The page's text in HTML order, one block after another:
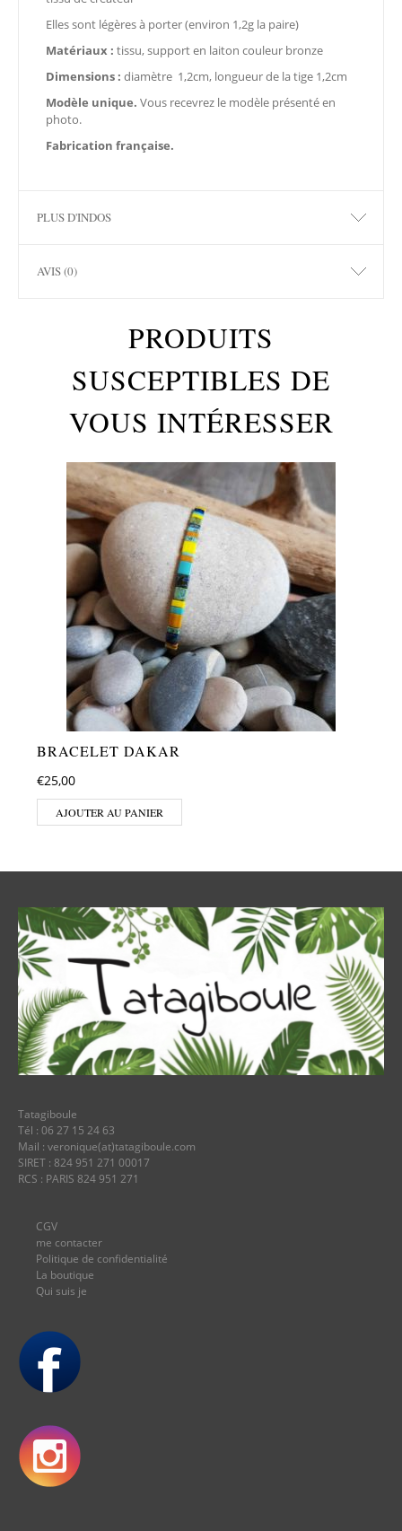
Elles sont légères à porter (environ 1,2g la paire)
Matériaux : tissu, support en laiton couleur bronze
Dimensions : diamètre 1,2cm, longueur de la tige 1,2cm
Modèle unique. Vous recevrez le modèle présenté en
photo.
Fabrication française.
PLUS D'INDOS
AVIS (0)
PRODUITS
SUSCEPTIBLES DE
VOUS INTÉRESSER
BRACELET DAKAR
€25,00
AJOUTER AU PANIER
Tatagiboule
Tél : 06 27 15 24 63
Mail : veronique(at)tatagiboule.com
SIRET : 824 951 271 00017
RCS : PARIS 824 951 271
CGV
me contacter
Politique de confidentialité
La boutique
Qui suis je